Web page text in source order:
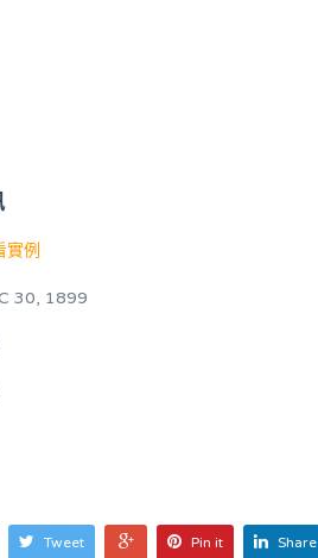
實例
30, 1899
Tweet Pin it Share